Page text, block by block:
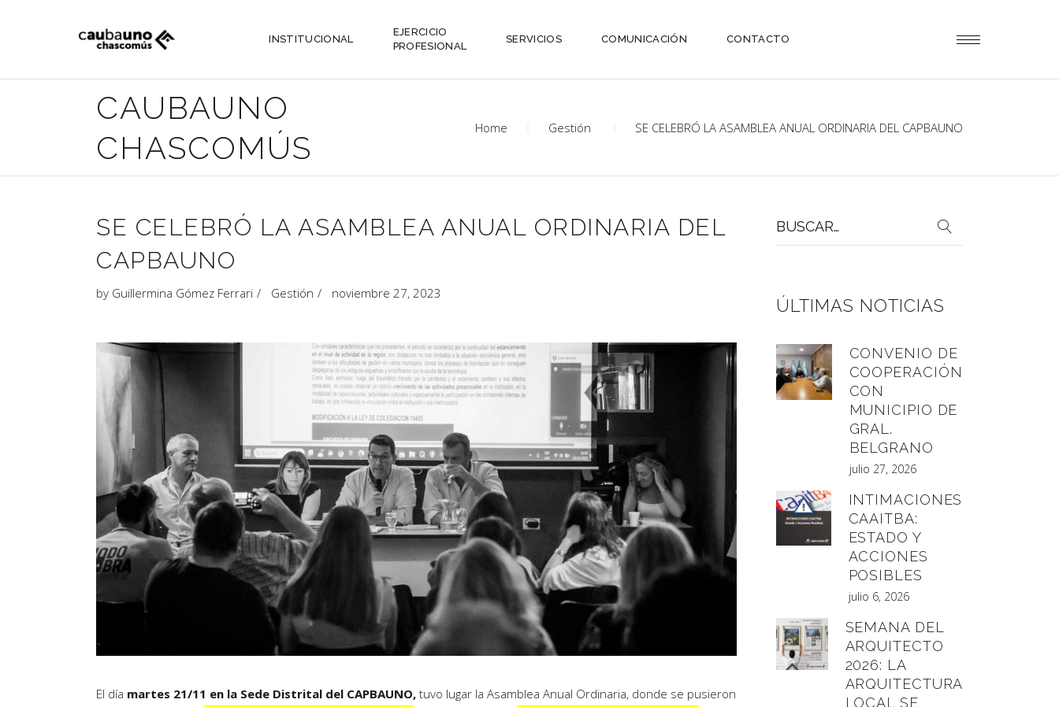
INSTITUCIONAL
EJERCICIO
PROFESIONAL
SERVICIOS COMUNICACIÓN CONTACTO
CAUBAUNO
CHASCOMÚS
Home Gestión SE CELEBRÓ LA ASAMBLEA ANUAL ORDINARIA DEL CAPBAUNO
SE CELEBRÓ LA ASAMBLEA ANUAL ORDINARIA DEL
CAPBAUNO
by Guillermina Gómez Ferrari Gestión noviembre 27, 2023
El día martes 21/11 en la Sede Distrital del CAPBAUNO, tuvo lugar la Asamblea Anual Ordinaria, donde se pusieron
por:
ÚLTIMAS NOTICIAS
CONVENIO DE
COOPERACIÓN
CON
MUNICIPIO DE
GRAL.
BELGRANO
julio 27, 2026
INTIMACIONES
CAAITBA:
ESTADO Y
ACCIONES
POSIBLES
julio 6, 2026
SEMANA DEL
ARQUITECTO
2026: LA
ARQUITECTURA
LOCAL SE